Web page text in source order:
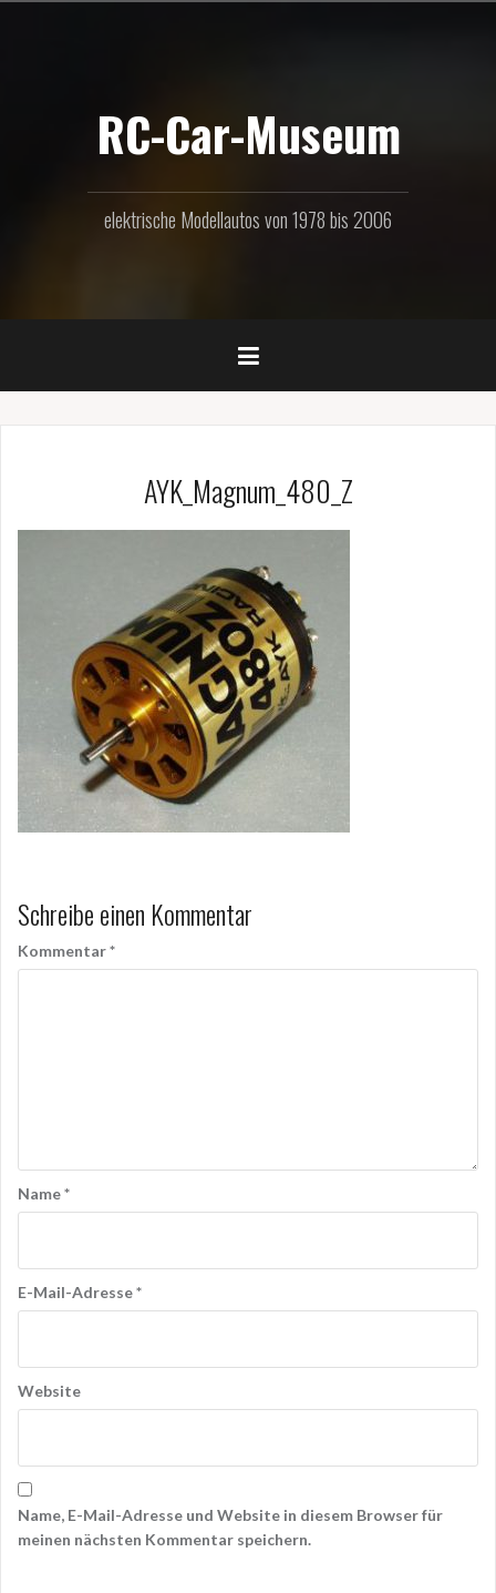
RC-Car-Museum
elektrische Modellautos von 1978 bis 2006
AYK_Magnum_480_Z
Schreibe einen Kommentar
Kommentar*
Name*
E-Mail-Adresse*
Website
Name, E-Mail-Adresse und Website in diesem Browser für
meinen nächsten Kommentar speichern.